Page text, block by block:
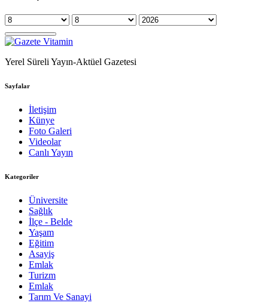
Yerel Süreli Yayın-Aktüel Gazetesi
Sayfalar
İletişim
Künye
Foto Galeri
Videolar
Canlı Yayın
Kategoriler
Üniversite
Sağlık
İlçe - Belde
Yaşam
Eğitim
Asayiş
Emlak
Turizm
Emlak
Tarım Ve Sanayi